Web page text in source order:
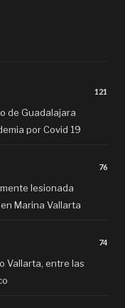
121
de Guadalajara
por Covid 19
76
lesionada
Marina Vallarta
74
Vallarta, entre las